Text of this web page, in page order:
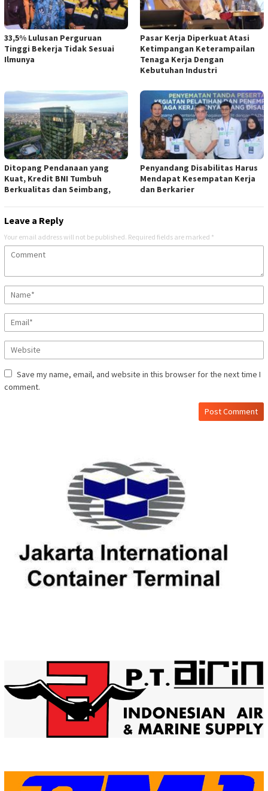
33,5% Lulusan Perguruan
Tinggi Bekerja Tidak Sesuai
Ilmunya
Pasar Kerja Diperkuat Atasi
Ketimpangan Keterampailan
Tenaga Kerja Dengan
Kebutuhan Industri
Ditopang Pendanaan yang
Kuat, Kredit BNI Tumbuh
Berkualitas dan Seimbang,
Penyandang Disabilitas Harus
Mendapat Kesempatan Kerja
dan Berkarier
Leave a Reply
Your email address will not be published. Required fields are marked *
Save my name, email, and website in this browser for the next time I
comment.